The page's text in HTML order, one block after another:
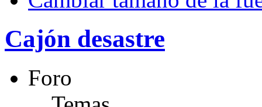
Cajón desastre
Foro